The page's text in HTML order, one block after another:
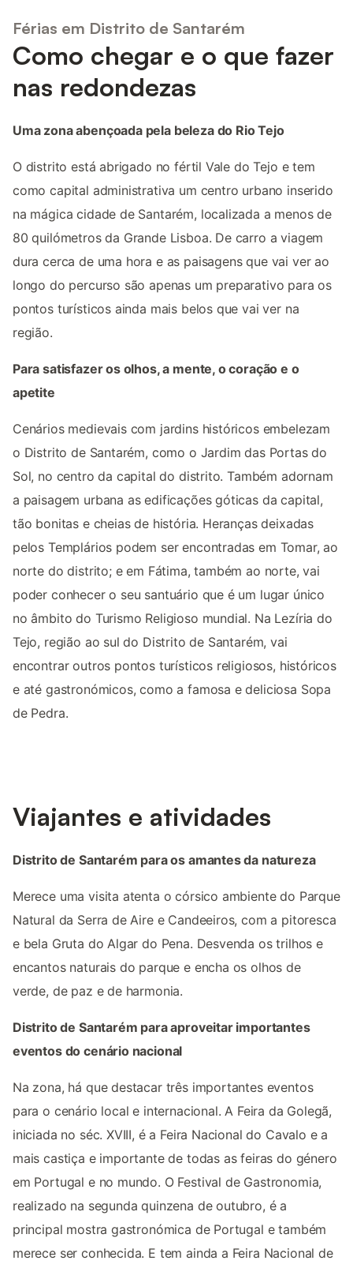
Férias em Distrito de Santarém
Como chegar e o que fazer
nas redondezas
Uma zona abençoada pela beleza do Rio Tejo
O distrito está abrigado no fértil Vale do Tejo e tem
como capital administrativa um centro urbano inserido
na mágica cidade de Santarém, localizada a menos de
80 quilómetros da Grande Lisboa. De carro a viagem
dura cerca de uma hora e as paisagens que vai ver ao
longo do percurso são apenas um preparativo para os
pontos turísticos ainda mais belos que vai ver na
região.
Para satisfazer os olhos, a mente, o coração e o
apetite
Cenários medievais com jardins históricos embelezam
o Distrito de Santarém, como o Jardim das Portas do
Sol, no centro da capital do distrito. Também adornam
a paisagem urbana as edificações góticas da capital,
tão bonitas e cheias de história. Heranças deixadas
pelos Templários podem ser encontradas em Tomar, ao
norte do distrito; e em Fátima, também ao norte, vai
poder conhecer o seu santuário que é um lugar único
no âmbito do Turismo Religioso mundial. Na Lezíria do
Tejo, região ao sul do Distrito de Santarém, vai
encontrar outros pontos turísticos religiosos, históricos
e até gastronómicos, como a famosa e deliciosa Sopa
de Pedra.
Viajantes e atividades
Distrito de Santarém para os amantes da natureza
Merece uma visita atenta o córsico ambiente do Parque
Natural da Serra de Aire e Candeeiros, com a pitoresca
e bela Gruta do Algar do Pena. Desvenda os trilhos e
encantos naturais do parque e encha os olhos de
verde, de paz e de harmonia.
Distrito de Santarém para aproveitar importantes
eventos do cenário nacional
Na zona, há que destacar três importantes eventos
para o cenário local e internacional. A Feira da Golegã,
iniciada no séc. XVIII, é a Feira Nacional do Cavalo e a
mais castiça e importante de todas as feiras do género
em Portugal e no mundo. O Festival de Gastronomia,
realizado na segunda quinzena de outubro, é a
principal mostra gastronómica de Portugal e também
merece ser conhecida. E tem ainda a Feira Nacional de